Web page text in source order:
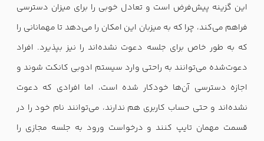
این گزینه پیش‌فرض است و تعادل خوبی را برای میزان دسترسی
فراهم می‌کند، چرا که به میزبان این امکان را می‌دهد تا مهمانانی را
که به طور خاص برای جلسه دعوت نشده‌اند را نیز بپذیرد. افراد
دعوت‌شده می‌توانند به راحتی وارد سیستم ادوبی کانکت شوند و
اجازه دسترسی آن‌ها خودکار شده است، اما افرادی که دعوت
نشده‌اند و حتی حساب کاربری هم ندارند، می‌توانند نام خود را در
قسمت مهمان تایپ کنند و درخواست ورود به جلسه مجازی را